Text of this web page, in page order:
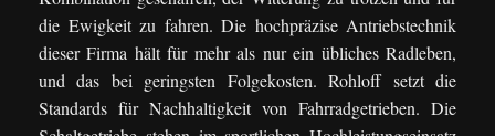
die Ewigkeit zu fahren. Die hochpräzise Antriebstechnik
dieser Firma hält für mehr als nur ein übliches Radleben,
und das bei geringsten Folgekosten. Rohloff setzt die
Standards für Nachhaltigkeit von Fahrradgetrieben. Die